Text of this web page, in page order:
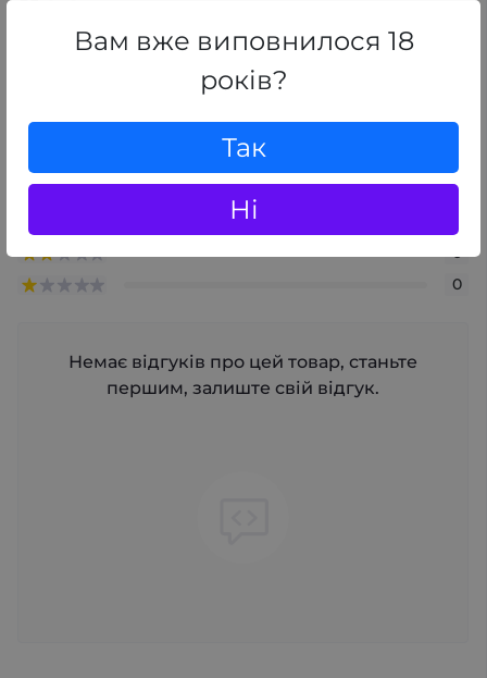
Вам вже виповнилося 18
років?
Так
Ні
середній рейтинг товару
+ Додати відгук
0
0
0
Немає відгуків про цей товар, станьте
першим, залиште свій відгук.